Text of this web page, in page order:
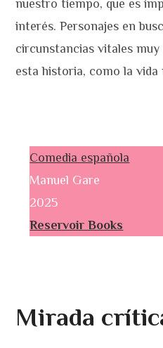
nuestro tiempo, que es
interés. Personajes en
circunstancias vitales
esta historia, como la vida
Comedia española
Manuel Gare
2025
Reservoir Books
Mirada